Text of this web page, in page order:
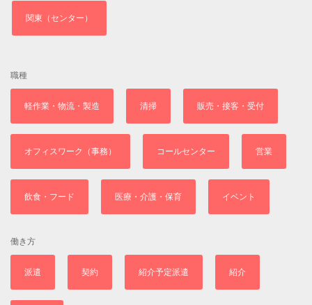
関東（センター）
職種
軽作業・物流・製造 清掃 販売・接客・受付
オフィスワーク（事務） コールセンター 営業
飲食・フード 医療・介護・保育 イベント
働き方
派遣 契約 紹介予定派遣 紹介